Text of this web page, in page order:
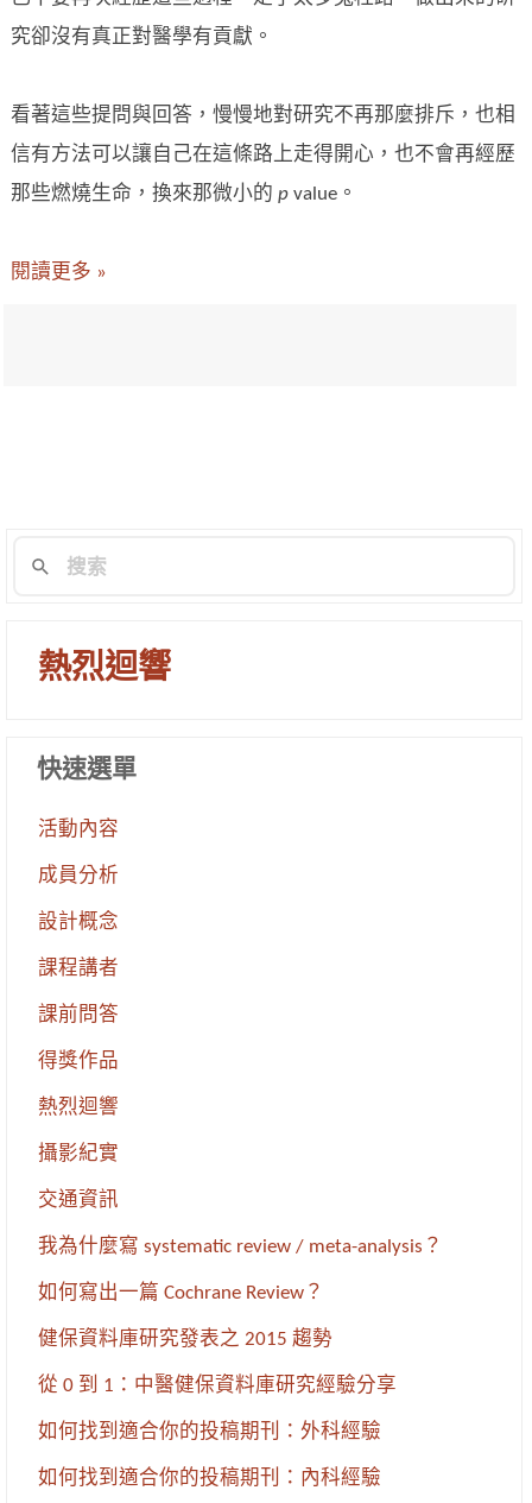
究卻沒有真正對醫學有貢獻。
看著這些提問與回答，慢慢地對研究不再那麼排斥，也相
信有方法可以讓自己在這條路上走得開心，也不會再經歷
那些燃燒生命，換來那微小的 p value。
閱讀更多 »
熱烈迴響
快速選單
活動內容
成員分析
設計概念
課程講者
課前問答
得獎作品
熱烈迴響
攝影紀實
交通資訊
我為什麼寫 systematic review / meta-analysis？
如何寫出一篇 Cochrane Review？
健保資料庫研究發表之 2015 趨勢
從 0 到 1：中醫健保資料庫研究經驗分享
如何找到適合你的投稿期刊：外科經驗
如何找到適合你的投稿期刊：內科經驗